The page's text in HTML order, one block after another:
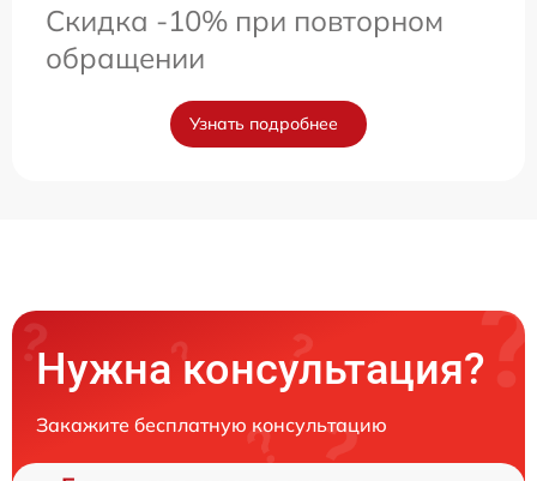
Скидка -10% при повторном
обращении
Узнать подробнее
Нужна консультация?
Закажите бесплатную консультацию